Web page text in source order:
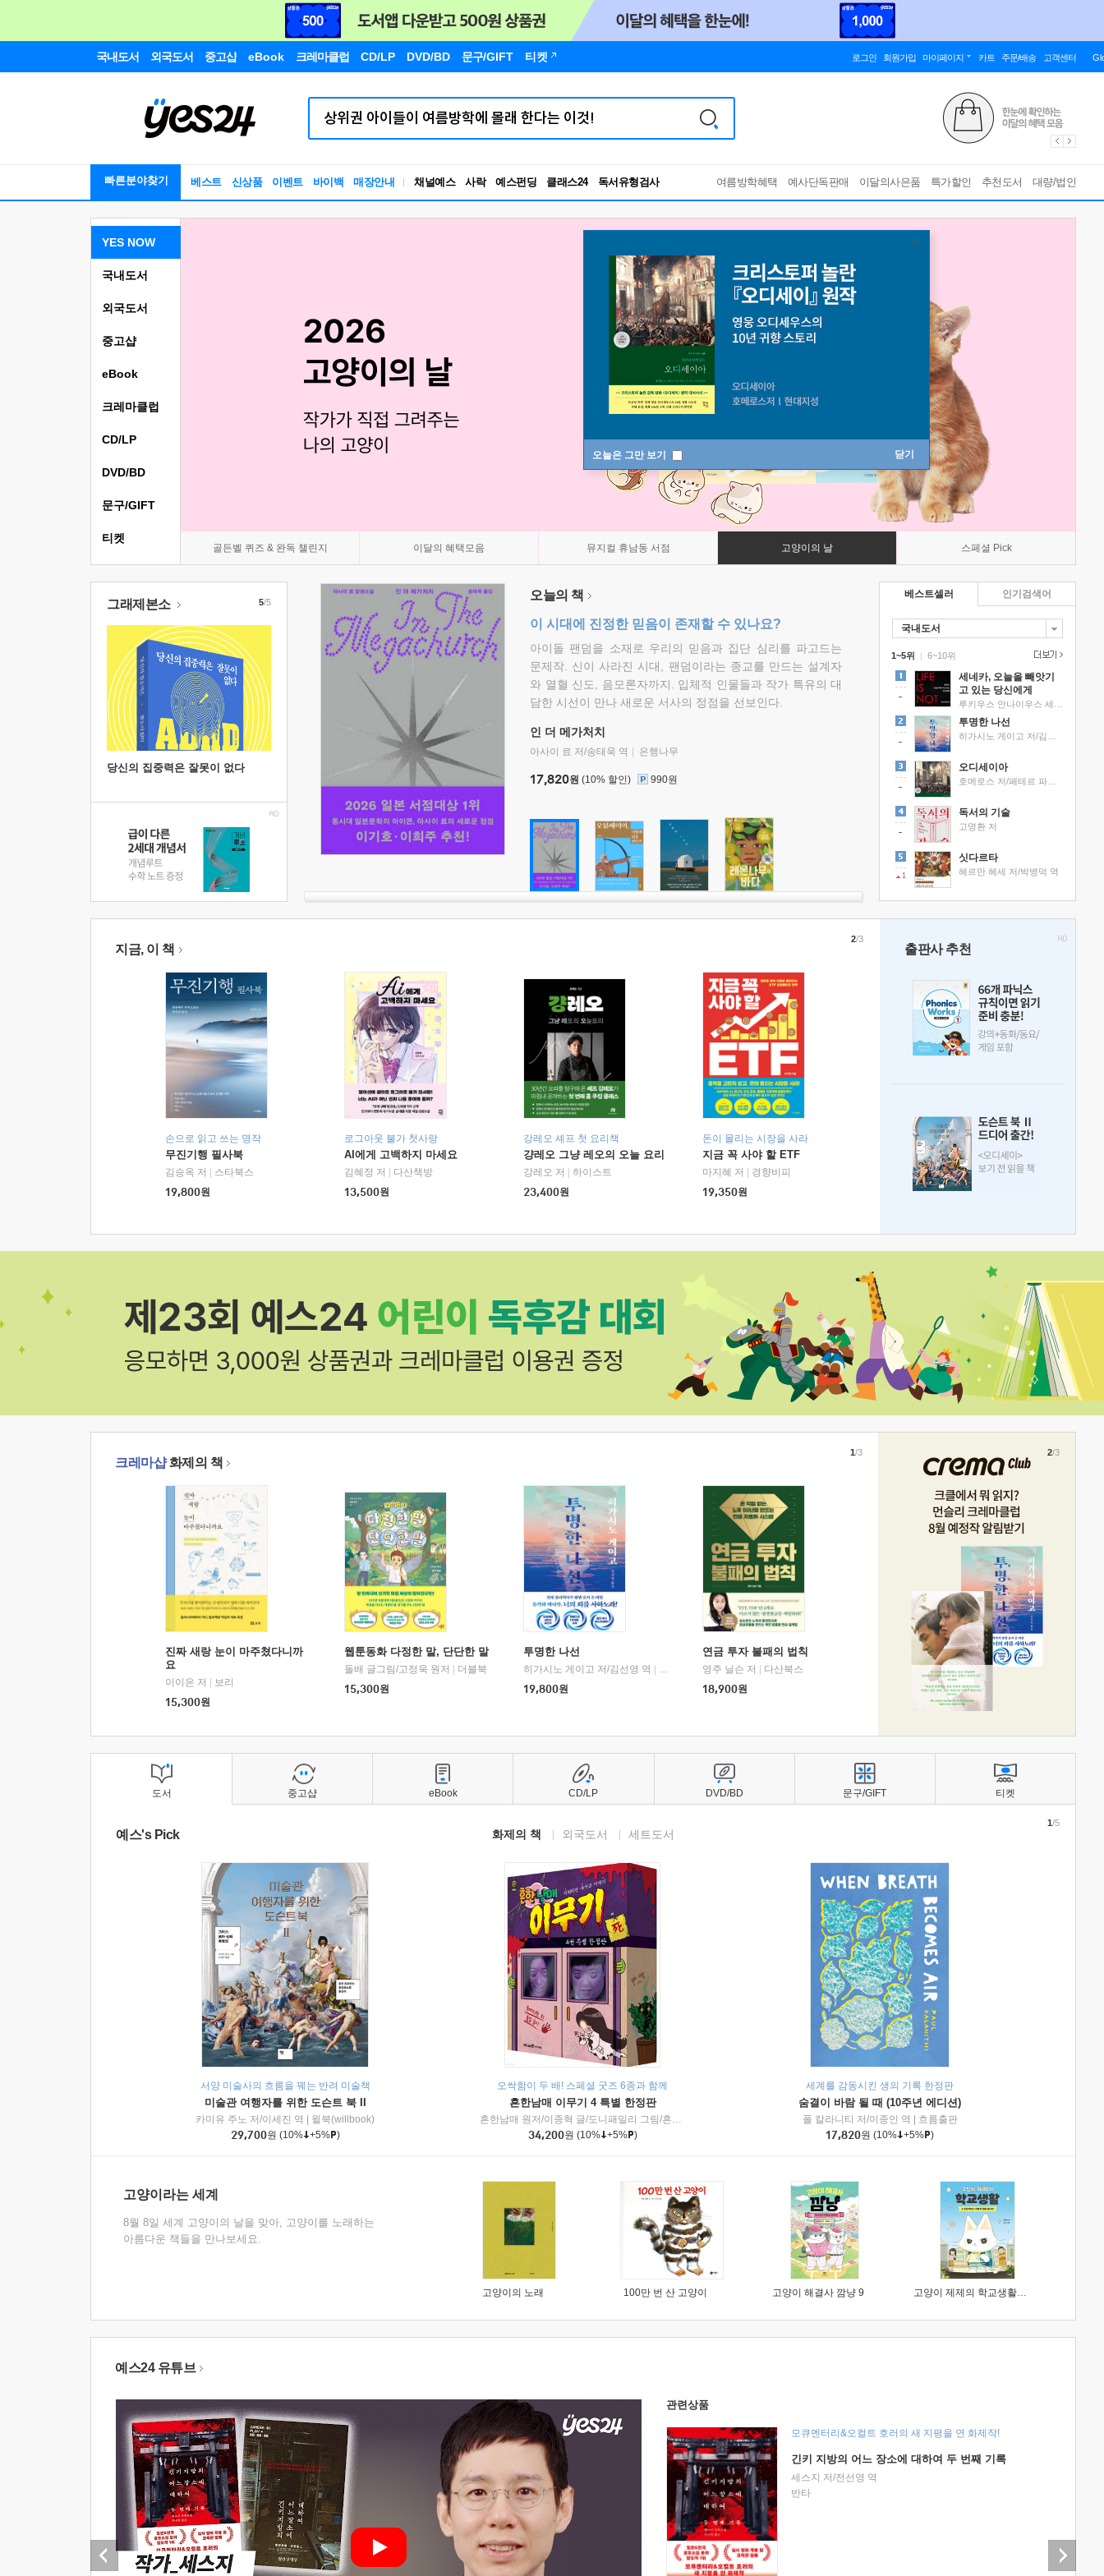
국내도서 외국도서 중고샵 eBook 크레마클럽 CD/LP DVD/BD 문구/GIFT 티켓 로그인 회원가입 마이페이지 카트 주문/배송 고객센터
빠른분야찾기 베스트 신상품 이벤트 바이백 매장안내 채널예스 사락 예스펀딩 클래스24
독서유형검사
RBTI Lab
독서유형검사
여름방학혜택 예사단독판매 이달의사은품 특가할인 추천도서 대량/법인
오늘은 그만 보기 닫기
YES NOW
골든벨 퀴즈 & 완독 챌린지 이달의 혜택모음 뮤지컬 휴남동 서점 고양이의 날 스페셜 Pick
국내도서
외국도서
중고샵
eBook
크레마클럽
CD/LP
DVD/BD
문구/GIFT
티켓
그래제본소
당신의 집중력은 잘못이 없다
5/5 오늘의 책
이 시대에 진정한 믿음이 존재할 수 있나요?
아이돌 팬덤을 소재로 우리의 믿음과 집단 심리를 파고드는
문제작. 신이 사라진 시대, 팬덤이라는 종교를 만드는 설계자
와 열혈 신도, 음모론자까지. 입체적 인물들과 작가 특유의 대
담한 시선이 만나 새로운 서사의 정점을 선보인다.
인 더 메가처치
아사이 료 저/송태욱 역 은행나무
17,820원 (10% 할인) 990원
베스트셀러
국내도서
1~5위 |
세네카, 오늘을 빼앗기
고 있는 당신에게
투명한 나선
오디세이아
독서의 기술
고명환 저
1
싯다르타
헤르만 헤세 저/박병덕 역
6~10위
인기검색어
지금, 이 책
손으로 읽고 쓰는 명작
무진기행 필사북
김승옥 저
스타북스
19,800원
로그아웃 불가 첫사랑
AI에게 고백하지 마세요
김혜정 저
다산책방
13,500원
강레오 셰프 첫 요리책
걍레오 그냥 레오의 오늘 요리
강레오 저
하이스트
23,400원
돈이 몰리는 시장을 사라
지금 꼭 사야 할 ETF
마지혜 저
경향비피
19,350원
2/3
출판사 추천
크레마샵화제의 책
진짜 새랑 눈이 마주쳤다니까
요
이이은 저
보리
15,300원
웹툰동화 다정한 말, 단단한 말
돌배 글그림/고정욱 원저
더블북
15,300원
투명한 나선
히가시노 게이고 저/김선영 역
북다
19,800원
연금 투자 불패의 법칙
영주 닐슨 저
다산북스
18,900원
1/3 2/3
도서
예스's Pick 화제의 책 외국도서 세트도서
서양 미술사의 흐름을 꿰는 반려 미술책
미술관 여행자를 위한 도슨트 북 II
카미유 주노 저/이세진 역
윌북(willbook)
29,700원 (10% +5% )
오싹함이 두 배! 스페셜 굿즈 6종과 함께
흔한남매 이무기 4 특별 한정판
흔한남매 원저/이종혁 글/도니패밀리 그림/흔한컴퍼니 감수
미래엔아이세움
34,200원 (10% +5% )
세계를 감동시킨 생의 기록 한정판
숨결이 바람 될 때 (10주년 에디션)
폴 칼라니티 저/이종인 역
흐름출판
17,820원 (10% +5% )
1/5
고양이라는 세계
8월 8일 세계 고양이의 날을 맞아, 고양이를 노래하는
아름다운 책들을 만나보세요.
고양이의 노래 100만 번 산 고양이 고양이 해결사 깜냥 9 고양이 제제의 학교생활 1 : 초등학생이 이렇게 힘들 줄이야
중고샵 eBook CD/LP DVD/BD 문구/GIFT 티켓
예스24 유튜브
관련상품
모큐멘터리&오컬트 호러의 새 지평을 연 화제작!
긴키 지방의 어느 장소에 대하여 두 번째 기록
세스지 저/전선영 역
반타